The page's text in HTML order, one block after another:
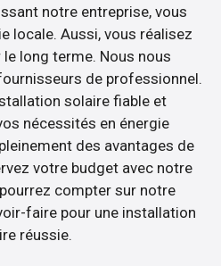
notre entreprise, vous
locale. Aussi, vous réalisez
long terme. Nous nous
de professionnel.
solaire fiable et
nécessités en énergie
des avantages de
votre budget avec notre
compter sur notre
faire pour une installation
réussie.